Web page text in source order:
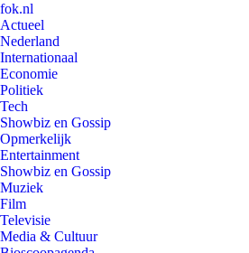
fok.nl
Actueel
Nederland
Internationaal
Economie
Politiek
Tech
Showbiz en Gossip
Opmerkelijk
Entertainment
Showbiz en Gossip
Muziek
Film
Televisie
Media & Cultuur